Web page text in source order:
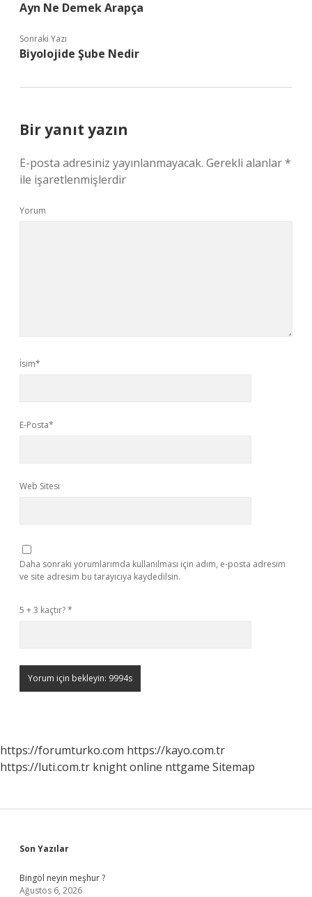
Ayn Ne Demek Arapça
Sonraki Yazı
Biyolojide Şube Nedir
Bir yanıt yazın
E-posta adresiniz yayınlanmayacak. Gerekli alanlar*
ile işaretlenmişlerdir
Yorum
İsim*
E-Posta*
Web Sitesi
Daha sonraki yorumlarımda kullanılması için adım, e-posta adresim
ve site adresim bu tarayıcıya kaydedilsin.
5 + 3 kaçtır?*
https://forumturko.com https://kayo.com.tr
https://luti.com.tr knight online nttgame Sitemap
Sidebar
Son Yazılar
Bingöl neyin meşhur ?
Ağustos 6, 2026